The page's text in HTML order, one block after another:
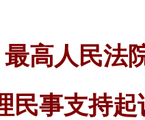
最高人民法
民事支持